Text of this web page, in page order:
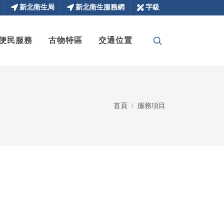
新北衛生局 新北衛生服務網 字級
民服務 古物特區 交通位置
首頁 服務項目